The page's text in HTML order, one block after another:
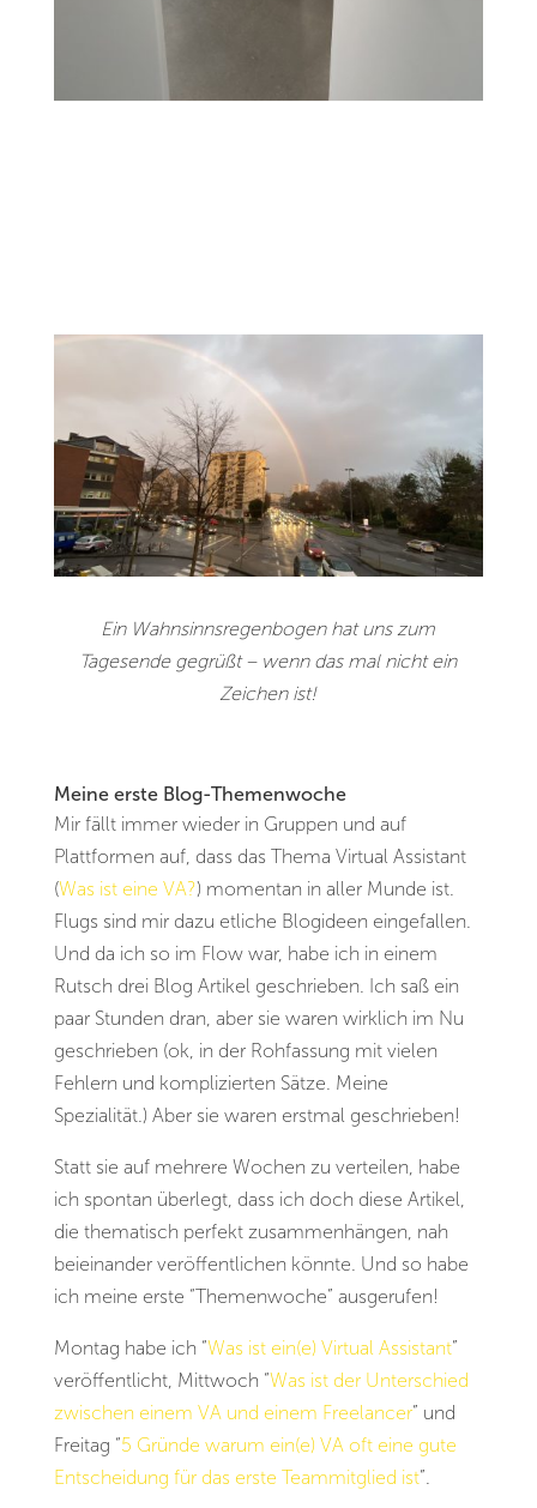
Ein Wahnsinnsregenbogen hat uns zum
Tagesende gegrüßt – wenn das mal nicht ein
Zeichen ist!
Meine erste Blog-Themenwoche
Mir fällt immer wieder in Gruppen und auf
Plattformen auf, dass das Thema Virtual Assistant
(Was ist eine VA?) momentan in aller Munde ist.
Flugs sind mir dazu etliche Blogideen eingefallen.
Und da ich so im Flow war, habe ich in einem
Rutsch drei Blog Artikel geschrieben. Ich saß ein
paar Stunden dran, aber sie waren wirklich im Nu
geschrieben (ok, in der Rohfassung mit vielen
Fehlern und komplizierten Sätze. Meine
Spezialität.) Aber sie waren erstmal geschrieben!
Statt sie auf mehrere Wochen zu verteilen, habe
ich spontan überlegt, dass ich doch diese Artikel,
die thematisch perfekt zusammenhängen, nah
beieinander veröffentlichen könnte. Und so habe
ich meine erste “Themenwoche” ausgerufen!
Montag habe ich “Was ist ein(e) Virtual Assistant”
veröffentlicht, Mittwoch “Was ist der Unterschied
zwischen einem VA und einem Freelancer” und
Freitag “5 Gründe warum ein(e) VA oft eine gute
Entscheidung für das erste Teammitglied ist”.